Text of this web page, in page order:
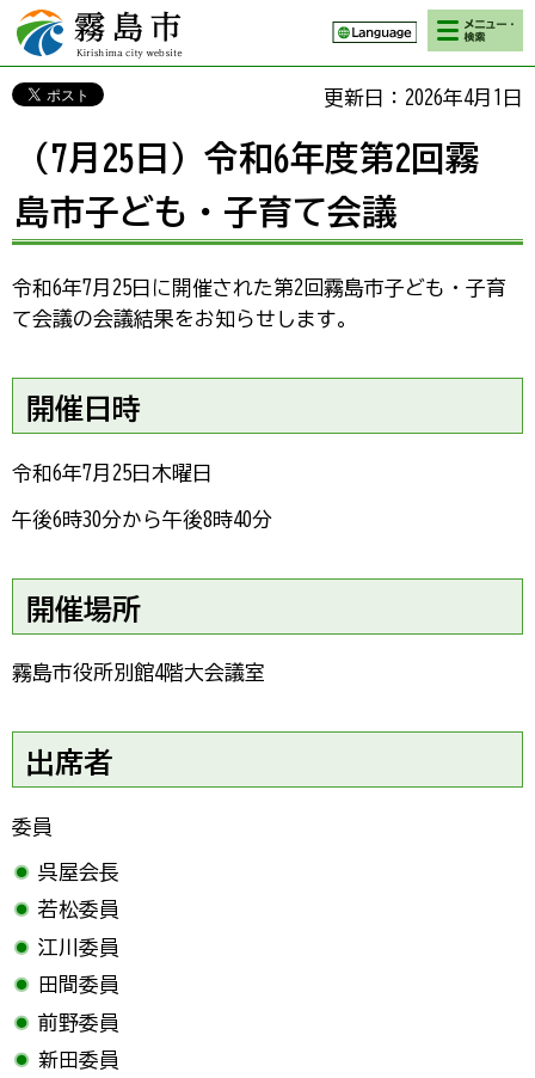
霧島市 Kirishima
city website
検索・メニ
ュー
更新日：2026年4月1日
（7月25日）令和6年度第2回霧
島市子ども・子育て会議
令和6年7月25日に開催された第2回霧島市子ども・子育
て会議の会議結果をお知らせします。
開催日時
令和6年7月25日木曜日
午後6時30分から午後8時40分
開催場所
霧島市役所別館4階大会議室
出席者
委員
呉屋会長
若松委員
江川委員
田間委員
前野委員
新田委員